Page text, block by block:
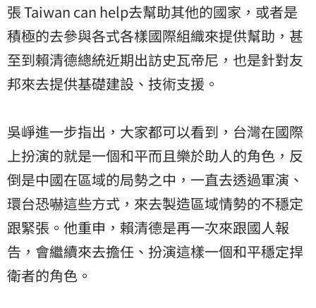
張 Taiwan can help去幫助其他的國家，或者是
積極的去參與各式各樣國際組織來提供幫助，甚
至到賴清德總統近期出訪史瓦帝尼，也是針對友
邦來去提供基礎建設、技術支援。
吳崢進一步指出，大家都可以看到，台灣在國際
上扮演的就是一個和平而且樂於助人的角色，反
倒是中國在區域的局勢之中，一直去透過軍演、
環台恐嚇這些方式，來去製造區域情勢的不穩定
跟緊張。他重申，賴清德是再一次來跟國人報
告，會繼續來去擔任、扮演這樣一個和平穩定捍
衛者的角色。